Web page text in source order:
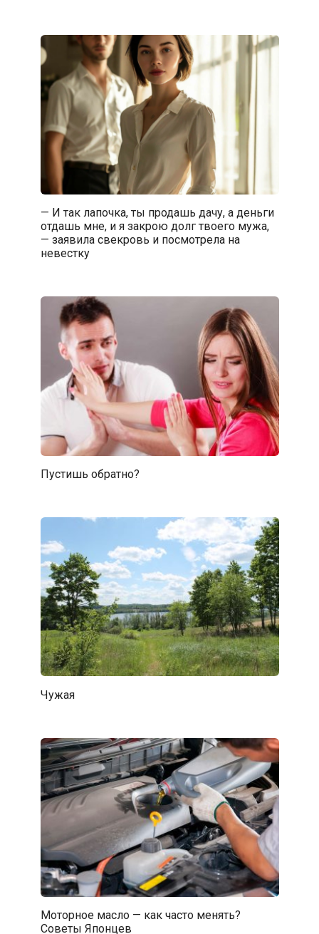
— И так лапочка, ты продашь дачу, а деньги
отдашь мне, и я закрою долг твоего мужа,
— заявила свекровь и посмотрела на
невестку
Пустишь обратно?
Чужая
Моторное масло — как часто менять?
Советы Японцев